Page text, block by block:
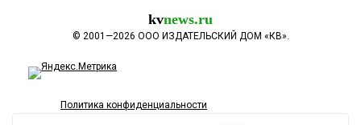
kvnews.ru
© 2001—2026 ООО ИЗДАТЕЛЬСКИЙ ДОМ «КВ».
Политика конфиденциальности